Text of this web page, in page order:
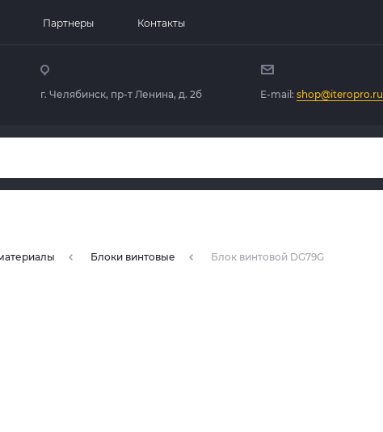
Партнеры Контакты
г. Челябинск, пр-т Ленина, д. 2б E-mail:shop@iteropro.ru
Блоки винтовые Блок винтовой DG79G